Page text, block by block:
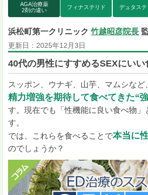
AGA治療薬
2剤の違い
フィナステリド デュタステ
浜松町第一クリニック竹越昭彦院長
更新日： 2025年12月3日
40代の男性にすすめるSEXにいい
スッポン、ウナギ、山芋、マムシな
精力増強を期待して食べてきた“
す。現在でも「性機能に良い食べ物」
す。
では、これらを食べることで本当に
のでしょうか？